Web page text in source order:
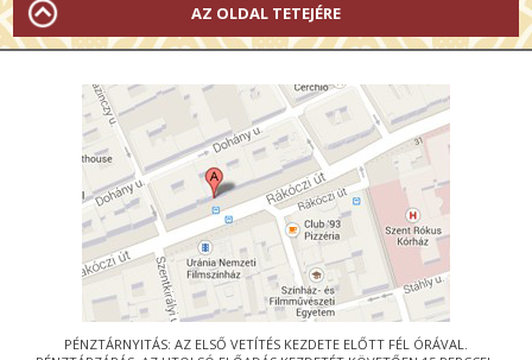
AZ OLDAL TETEJÉRE
PÉNZTÁRNYITÁS: AZ ELSŐ VETÍTÉS KEZDETE ELŐTT FÉL ÓRÁVAL.